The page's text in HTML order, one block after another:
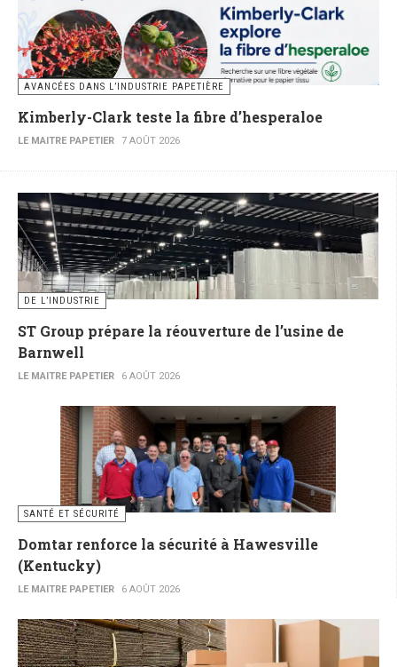
AVANCÉES DANS L’INDUSTRIE PAPETIÈRE
Kimberly-Clark teste la fibre d’hesperaloe
LE MAITRE PAPETIER 7 AOÛT 2026
DE L’INDUSTRIE
ST Group prépare la réouverture de l’usine de
Barnwell
LE MAITRE PAPETIER 6 AOÛT 2026
SANTÉ ET SÉCURITÉ
Domtar renforce la sécurité à Hawesville
(Kentucky)
LE MAITRE PAPETIER 6 AOÛT 2026